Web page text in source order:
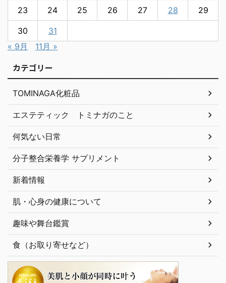
23 24 25 26 27 28 29
30
31
« 9月
11月 »
カテゴリー
TOMINAGA化粧品
エステティック トミナガのこと
何気ない日常
分子整合栄養学 サプリメント
新着情報
肌・心身の健康について
趣味や舞台鑑賞
食（お取り寄せなど）